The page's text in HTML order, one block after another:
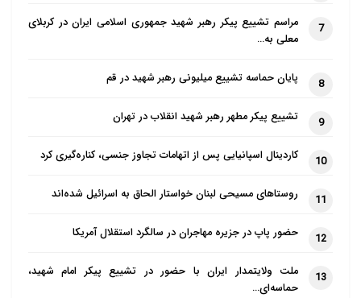
7
مراسم تشییع پیکر رهبر شهید جمهوری اسلامی ایران در کربلای
معلی به…
8 پایان حماسه تشییع میلیونی رهبر شهید در قم
9 تشییع پیکر مطهر رهبر شهید انقلاب در تهران
10 کاردینال اسپانیایی پس از اتهامات تجاوز جنسی، کناره‌گیری کرد
11 روستاهای مسیحی لبنان خواستار الحاق به اسرائیل شده‌اند
12 حضور پاپ در جزیره مهاجران در سالگرد استقلال آمریکا
13
ملت ولایتمدار ایران با حضور در تشییع پیکر امام شهید،
حماسه‌ای…